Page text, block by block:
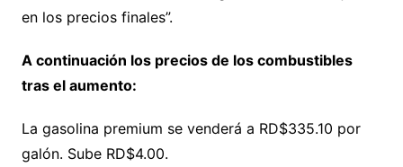
en los precios finales”.
A continuación los precios de los combustibles
tras el aumento:
La gasolina premium se venderá a RD$335.10 por
galón. Sube RD$4.00.